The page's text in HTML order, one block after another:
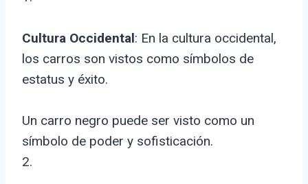
Cultura Occidental: En la cultura occidental,
los carros son vistos como símbolos de
estatus y éxito.
Un carro negro puede ser visto como un
símbolo de poder y sofisticación.
2.